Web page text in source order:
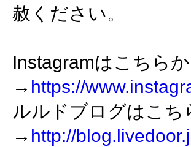
赦ください。
Instagramはこちら
→ https://
ルルドブログはこち
→ http://